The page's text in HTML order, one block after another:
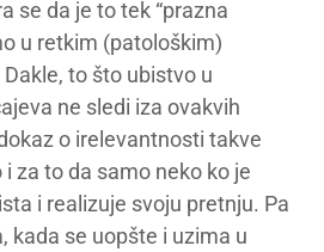
se da je to tek “prazna
u retkim (patološkim)
to što ubistvo u
ne sledi iza ovakvih
o irelevantnosti takve
za to da samo neko ko je
i realizuje svoju pretnju. Pa
kada se uopšte i uzima u